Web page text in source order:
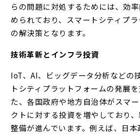
らの問題に対処するためには、効
められており、スマートシティプ
の解決策となります。
技術革新とインフラ投資
IoT、AI、ビッグデータ分析などの
トシティプラットフォームの発展
た、各国政府や地方自治体がスマ
クトに対する投資を増やしており
整備が進んでいます。例えば、日